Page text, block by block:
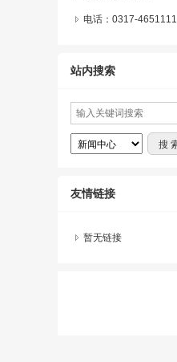
电话：0317-4651111
站内搜索
友情链接
暂无链接